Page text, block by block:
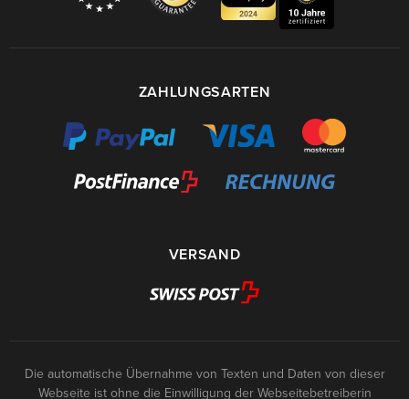
ZAHLUNGSARTEN
VERSAND
Die automatische Übernahme von Texten und Daten von dieser
Webseite ist ohne die Einwilligung der Webseitebetreiberin